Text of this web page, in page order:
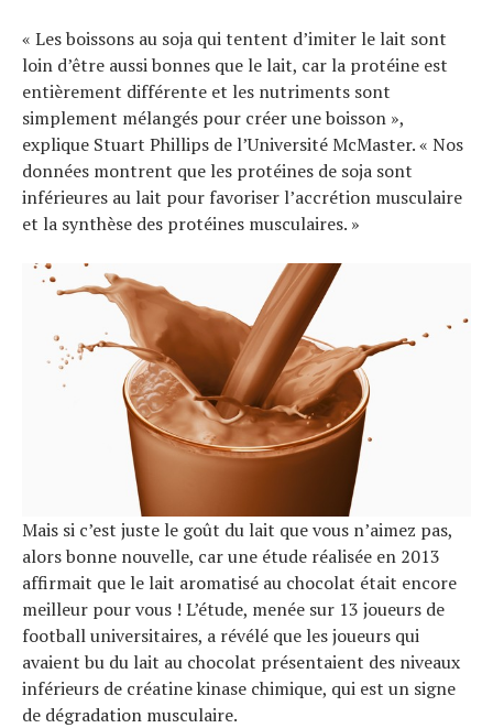
« Les boissons au soja qui tentent d’imiter le lait sont
loin d’être aussi bonnes que le lait, car la protéine est
entièrement différente et les nutriments sont
simplement mélangés pour créer une boisson »,
explique Stuart Phillips de l’Université McMaster. « Nos
données montrent que les protéines de soja sont
inférieures au lait pour favoriser l’accrétion musculaire
et la synthèse des protéines musculaires. »
Mais si c’est juste le goût du lait que vous n’aimez pas,
alors bonne nouvelle, car une étude réalisée en 2013
affirmait que le lait aromatisé au chocolat était encore
meilleur pour vous ! L’étude, menée sur 13 joueurs de
football universitaires, a révélé que les joueurs qui
avaient bu du lait au chocolat présentaient des niveaux
inférieurs de créatine kinase chimique, qui est un signe
de dégradation musculaire.